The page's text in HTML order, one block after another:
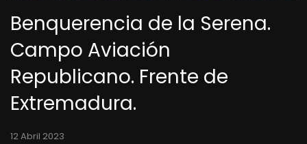
Benquerencia de la Serena.
Campo Aviación
Republicano. Frente de
Extremadura.
12 Abril 2023